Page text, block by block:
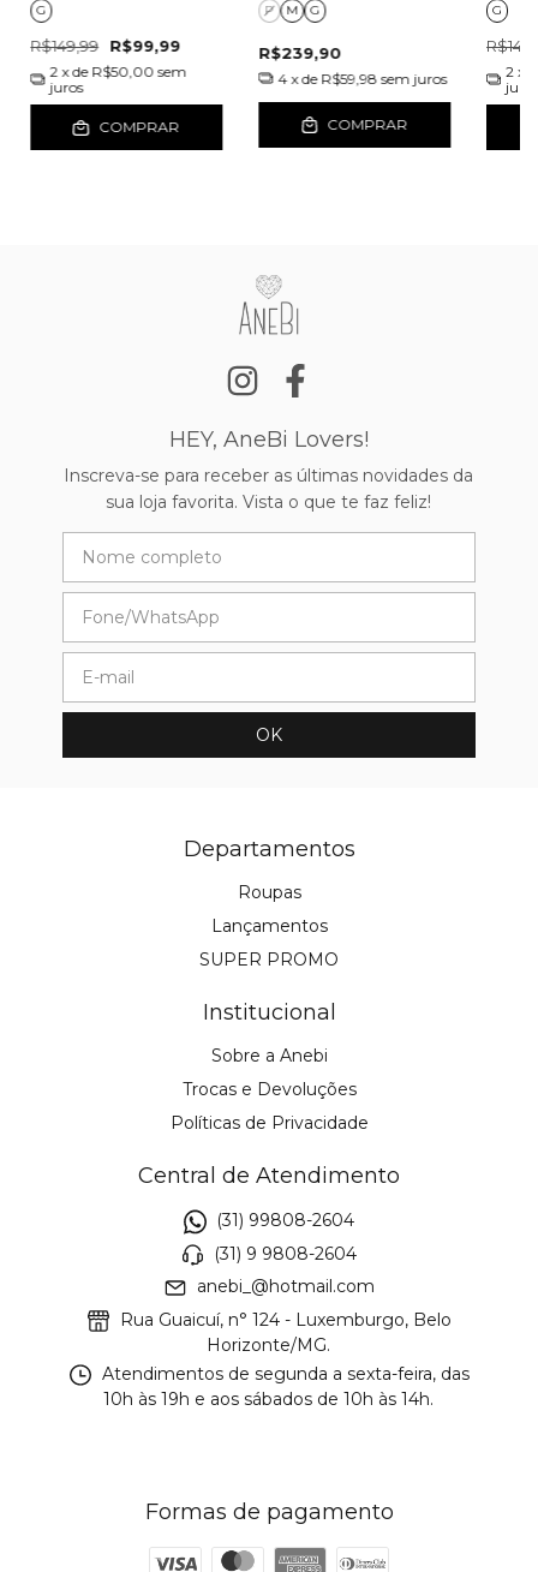
G
R$149,99 R$99,99
2 x de R$50,00 sem
juros
COMPRAR
P M G
R$239,90
4 x de R$59,98 sem juros
COMPRAR
G
2 x
HEY, AneBi Lovers!
Inscreva-se para receber as últimas novidades da
sua loja favorita. Vista o que te faz feliz!
Departamentos
Roupas
Lançamentos
SUPER PROMO
Institucional
Sobre a Anebi
Trocas e Devoluções
Políticas de Privacidade
Central de Atendimento
(31) 99808-2604
(31) 9 9808-2604
anebi_@hotmail.com
Rua Guaicuí, n° 124 - Luxemburgo, Belo
Horizonte/MG.
Atendimentos de segunda a sexta-feira, das
10h às 19h e aos sábados de 10h às 14h.
Formas de pagamento